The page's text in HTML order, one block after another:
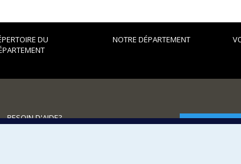
DU
NOTRE DÉPARTEMENT
BESOIN D'AIDE?
FACULTÉ DES